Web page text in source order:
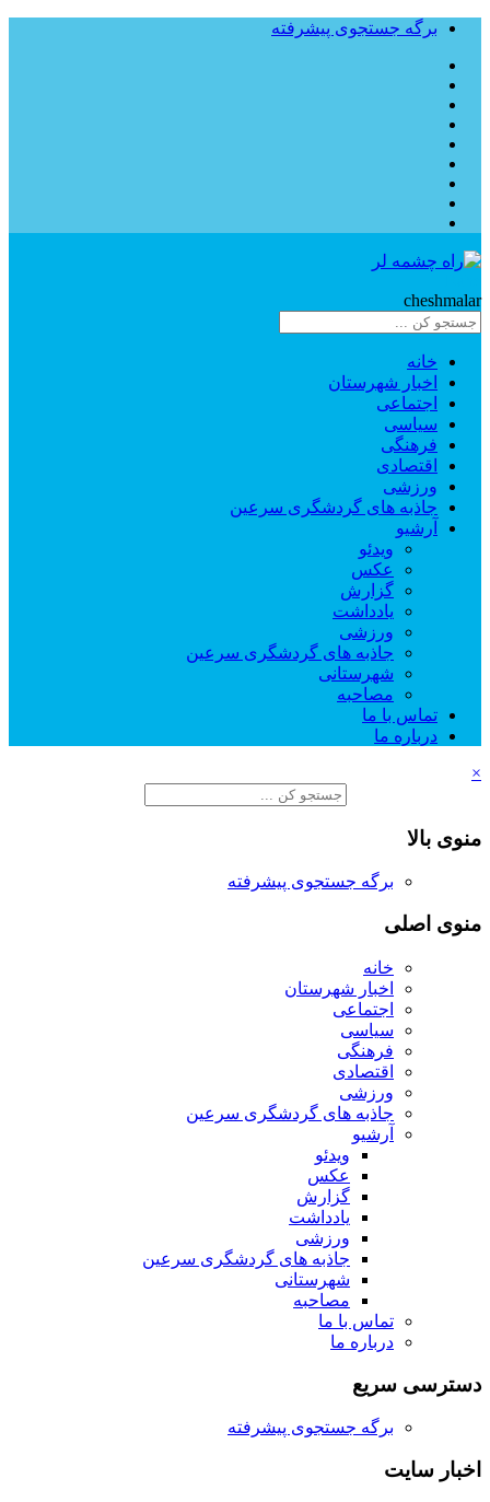
برگه جستجوی پیشرفته
cheshmalar
خانه
اخبار شهرستان
اجتماعی
سیاسی
فرهنگی
اقتصادی
ورزشی
جاذبه های گردشگری سرعین
آرشیو
ویدئو
عکس
گزارش
یادداشت
ورزشی
جاذبه های گردشگری سرعین
شهرستانی
مصاحبه
تماس با ما
درباره ما
×
منوی بالا
برگه جستجوی پیشرفته
منوی اصلی
خانه
اخبار شهرستان
اجتماعی
سیاسی
فرهنگی
اقتصادی
ورزشی
جاذبه های گردشگری سرعین
آرشیو
ویدئو
عکس
گزارش
یادداشت
ورزشی
جاذبه های گردشگری سرعین
شهرستانی
مصاحبه
تماس با ما
درباره ما
دسترسی سریع
برگه جستجوی پیشرفته
اخبار سایت